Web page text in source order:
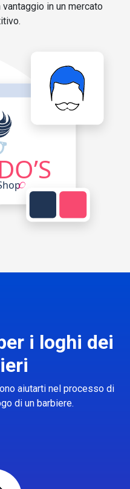
in un mercato
i loghi dei
aiutarti nel processo di
di un barbiere.